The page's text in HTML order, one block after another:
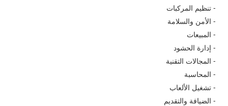
- تنظيم المركبات
- الأمن والسلامة
- المبيعات
- إدارة الحشود
- المجالات التقنية
- المحاسبة
- تشغيل الألعاب
- الضيافة والتقديم